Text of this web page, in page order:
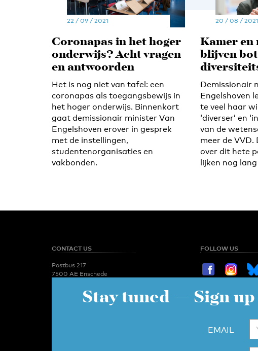
22 / 09 / 2021
Coronapas in het hoger
onderwijs? Acht vragen
en antwoorden
Het is nog niet van tafel: een
coronapas als toegangsbewijs in
het hoger onderwijs. Binnenkort
gaat demissionair minister Van
Engelshoven erover in gesprek
met de instellingen,
studentenorganisaties en
vakbonden.
20 / 08 / 2021
Kamer
blijven
Demissionair
Engelshoven
te veel haar
‘diverser’ en
van de
meer de VVD.
over dit hete
lijken nog
CONTACT US
Postbus 217
7500 AE Enschede
Newsroom
FOLLOW US
STAY TUNED
Relation to UT
Stay tuned— Sign
EMAIL